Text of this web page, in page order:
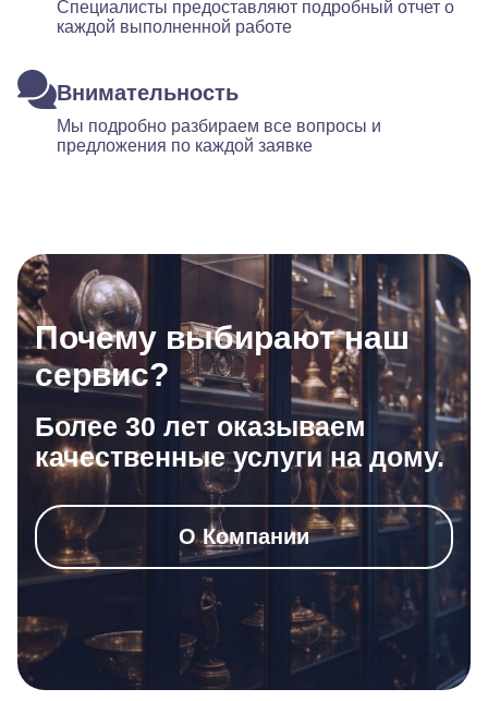
Специалисты предоставляют подробный отчет о
каждой выполненной работе
Внимательность
Мы подробно разбираем все вопросы и
предложения по каждой заявке
Почему выбирают наш
сервис?
Более 30 лет оказываем
качественные услуги на дому.
О Компании